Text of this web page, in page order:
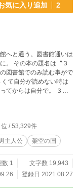
気に入り追加 2
へと通う。図書館通いは
。 その本の題名は〝３
図書館でのみ読む事がで
て自分が読めない時は
てからは自分で。 ３９
だ特殊な点は何冊読んで
、３９を読み続ける事。
一言も漏らしてはいけな
なければならないのか等
事。この三つの制約を守
れ続けている。 ３９の
るのか。彼の目的は＿
位 / 53,329件
主人公 架空の国
数 1
文字数 19,943
登録日 2021.08.27